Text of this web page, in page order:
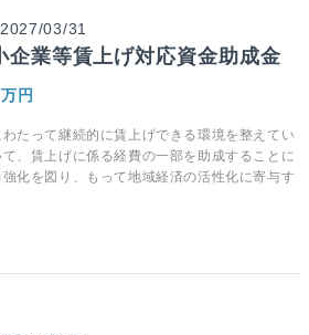
03/31
企業等賃上げ対応資金助成金
万円
たって継続的に賃上げできる環境を整えてい
、賃上げに係る経費の一部を助成することに
化を図り、もって地域経済の活性化に寄与す